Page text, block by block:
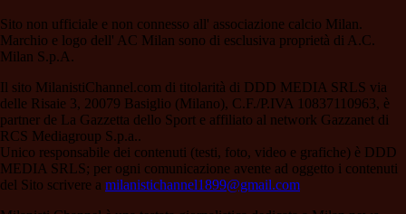
Sito non ufficiale e non connesso all' associazione calcio Milan.
Marchio e logo dell' AC Milan sono di esclusiva proprietà di A.C.
Milan S.p.A.
Il sito MilanistiChannel.com di titolarità di DDD MEDIA SRLS via
delle Risaie 3, 20079 Basiglio (Milano), C.F./P.IVA 10837110963, è
partner de La Gazzetta dello Sport e affiliato al network Gazzanet di
RCS Mediagroup S.p.a..
Unico responsabile dei contenuti (testi, foto, video e grafiche) è DDD
MEDIA SRLS; per ogni comunicazione avente ad oggetto i contenuti
del Sito scrivere a milanistichannel1899@gmail.com